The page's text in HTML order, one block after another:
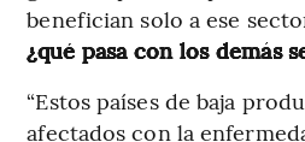
benefician solo a ese
¿qué pasa con los demás
“Estos países de baja
afectados con la